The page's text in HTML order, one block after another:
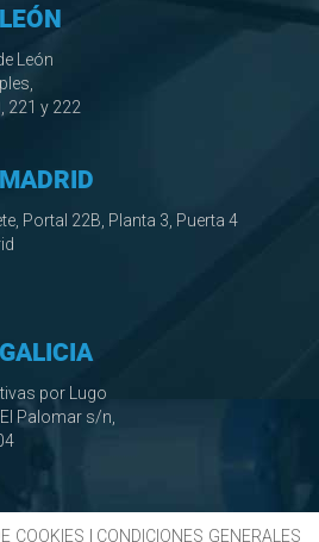
León
221 y 222
Portal 22B, Planta 3, Puerta 4
por Lugo
Palomar s/n,
COOKIES CONDICIONES GENERALES